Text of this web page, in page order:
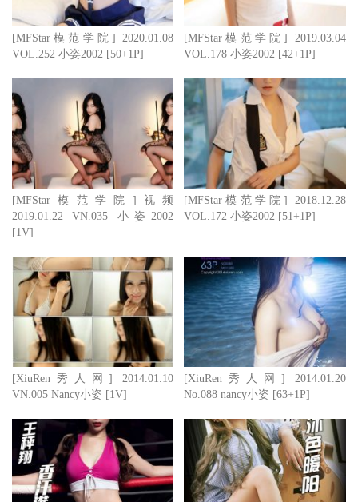
[MFStar模范学院] 2020.01.08
VOL.252 小姿2002 [50+1P]
[MFStar模范学院] 2019.03.04
VOL.178 小姿2002 [42+1P]
[MFStar模范学院]视频
2019.01.22 VN.035 小姿2002
[1V]
[MFStar模范学院] 2018.12.28
VOL.172 小姿2002 [51+1P]
[XiuRen秀人网] 2014.01.10
VN.005 Nancy小姿 [1V]
[XiuRen秀人网] 2014.01.20
No.088 nancy小姿 [63+1P]